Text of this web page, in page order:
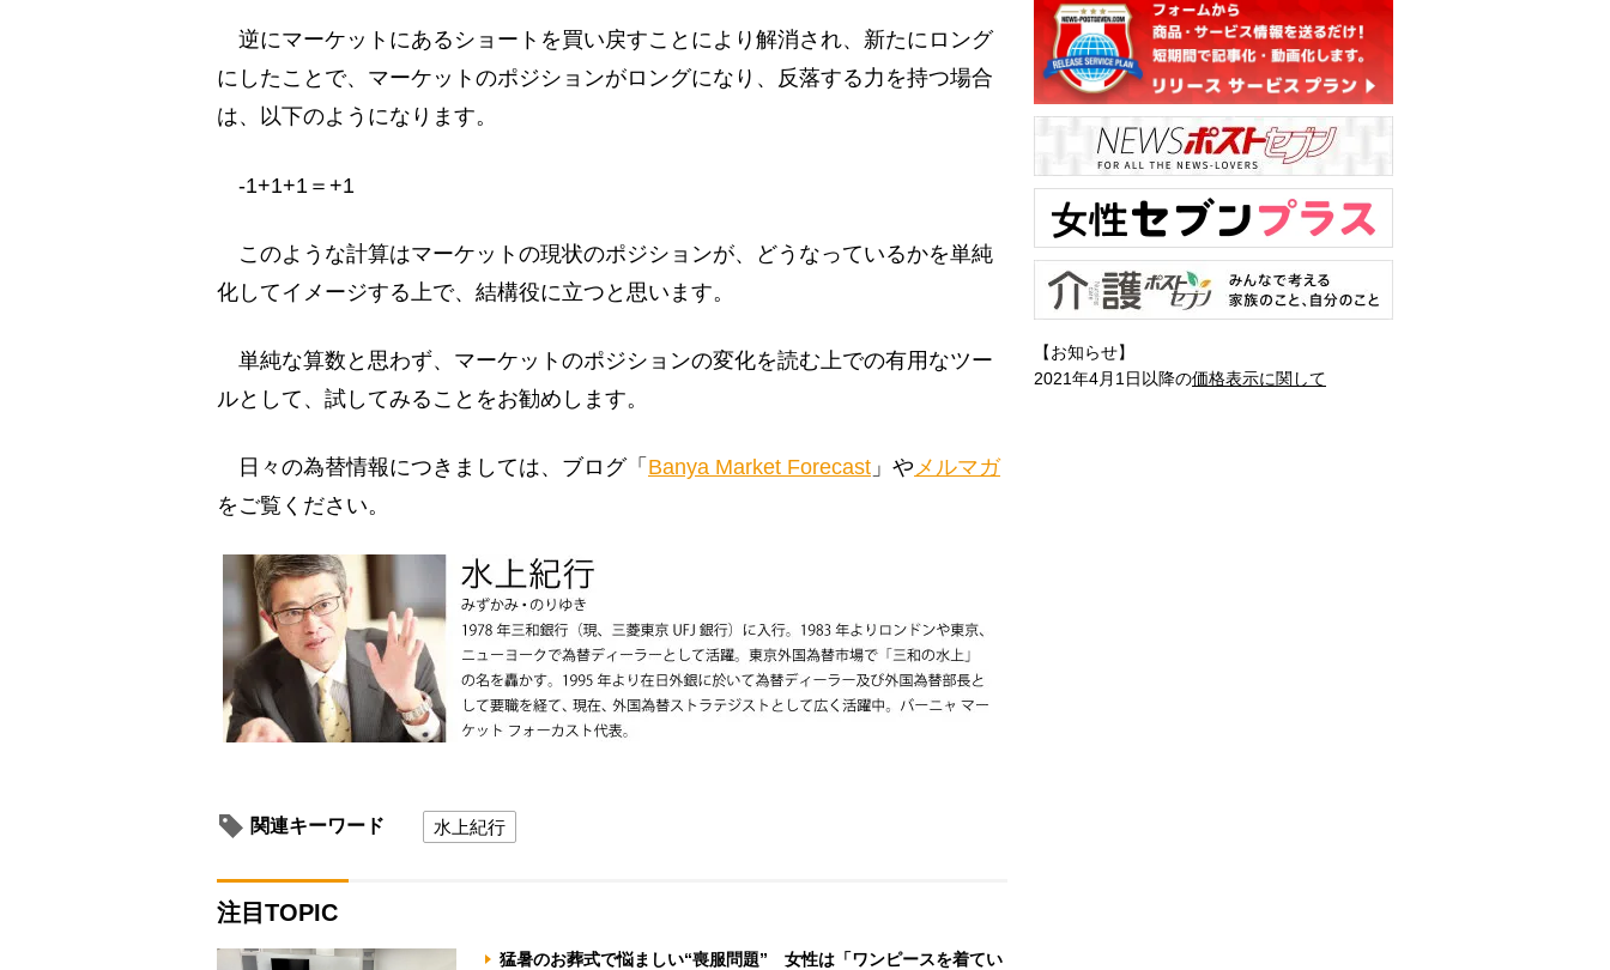
逆にマーケットにあるショートを買い戻すことにより解消され、新たにロング
にしたことで、マーケットのポジションがロングになり、反落する力を持つ場合
は、以下のようになります。
-1+1+1＝+1
このような計算はマーケットの現状のポジションが、どうなっているかを単純
化してイメージする上で、結構役に立つと思います。
単純な算数と思わず、マーケットのポジションの変化を読む上での有用なツー
ルとして、試してみることをお勧めします。
日々の為替情報につきましては、ブログ「 Banya Market Forecast 」やメルマガ
をご覧ください。
関連キーワード 水上紀行
注目TOPIC
猛暑のお葬式で悩ましい“喪服問題” 女性は「ワンピースを着てい
【お知らせ】
2021年4月1日以降の価格表示に関して